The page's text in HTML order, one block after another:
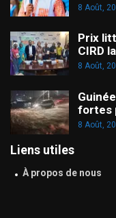
8 Août,
Prix
CIRD
8 Août,
fortes
8 Août,
Liens utiles
À propos de nous